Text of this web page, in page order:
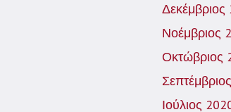
Δεκέμβριος
Νοέμβριος
Οκτώβριος
Ιούλιος